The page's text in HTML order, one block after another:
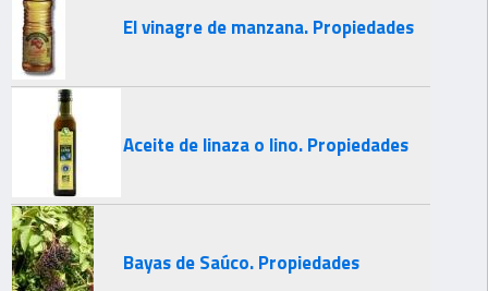
El vinagre de manzana. Propiedades
Aceite de linaza o lino. Propiedades
Bayas de Saúco. Propiedades